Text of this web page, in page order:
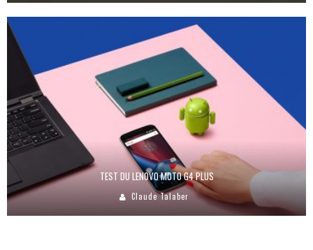
TEST DU LENOVO MOTO G4 PLUS
Claude Talaber